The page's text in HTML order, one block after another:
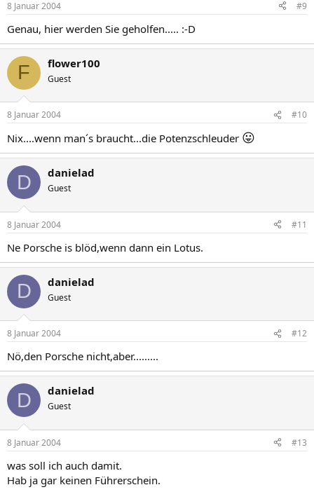
8 Januar 2004 #9
Genau, hier werden Sie geholfen..... :-D
F flower100
Guest
8 Januar 2004 #10
Nix....wenn man´s braucht...die Potenzschleuder 😛
D danielad
Guest
8 Januar 2004 #11
Ne Porsche is blöd,wenn dann ein Lotus.
D danielad
Guest
8 Januar 2004 #12
Nö,den Porsche nicht,aber.........
D danielad
Guest
8 Januar 2004 #13
was soll ich auch damit.
Hab ja gar keinen Führerschein.